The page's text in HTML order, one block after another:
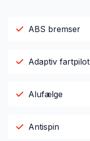
ABS bremser
Adaptiv fartpilot
Alufælge
Antispin